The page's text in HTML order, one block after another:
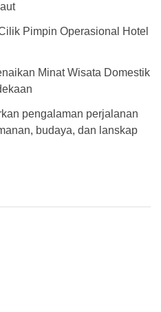
Pimpin Operasional Hotel
Minat Wisata Domestik
pengalaman perjalanan
budaya, dan lanskap